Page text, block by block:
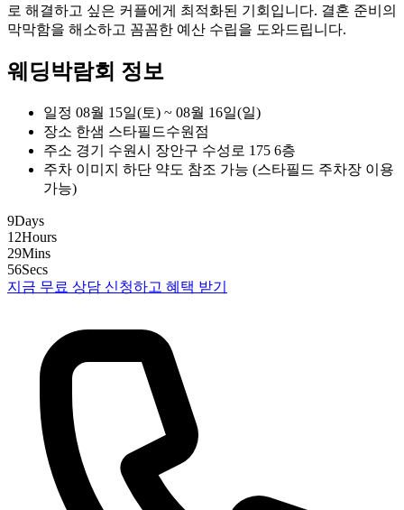
로 해결하고 싶은 커플에게 최적화된 기회입니다. 결혼 준비의
막막함을 해소하고 꼼꼼한 예산 수립을 도와드립니다.
웨딩박람회 정보
일정 08월 15일(토) ~ 08월 16일(일)
장소 한샘 스타필드수원점
주소 경기 수원시 장안구 수성로 175 6층
주차 이미지 하단 약도 참조 가능 (스타필드 주차장 이용
가능)
9Days
12Hours
29Mins
55Secs
지금 무료 상담 신청하고 혜택 받기